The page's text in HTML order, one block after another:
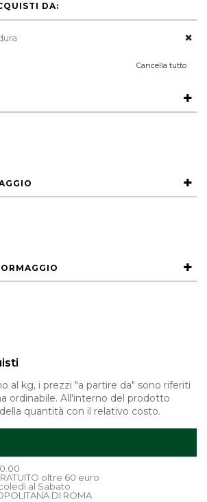
DA:
Cancella tutto
al kg, i prezzi "a partire da" sono riferiti
ordinabile. All'interno del prodotto
quantità con il relativo costo.
oltre 60 euro
al Sabato
DI ROMA